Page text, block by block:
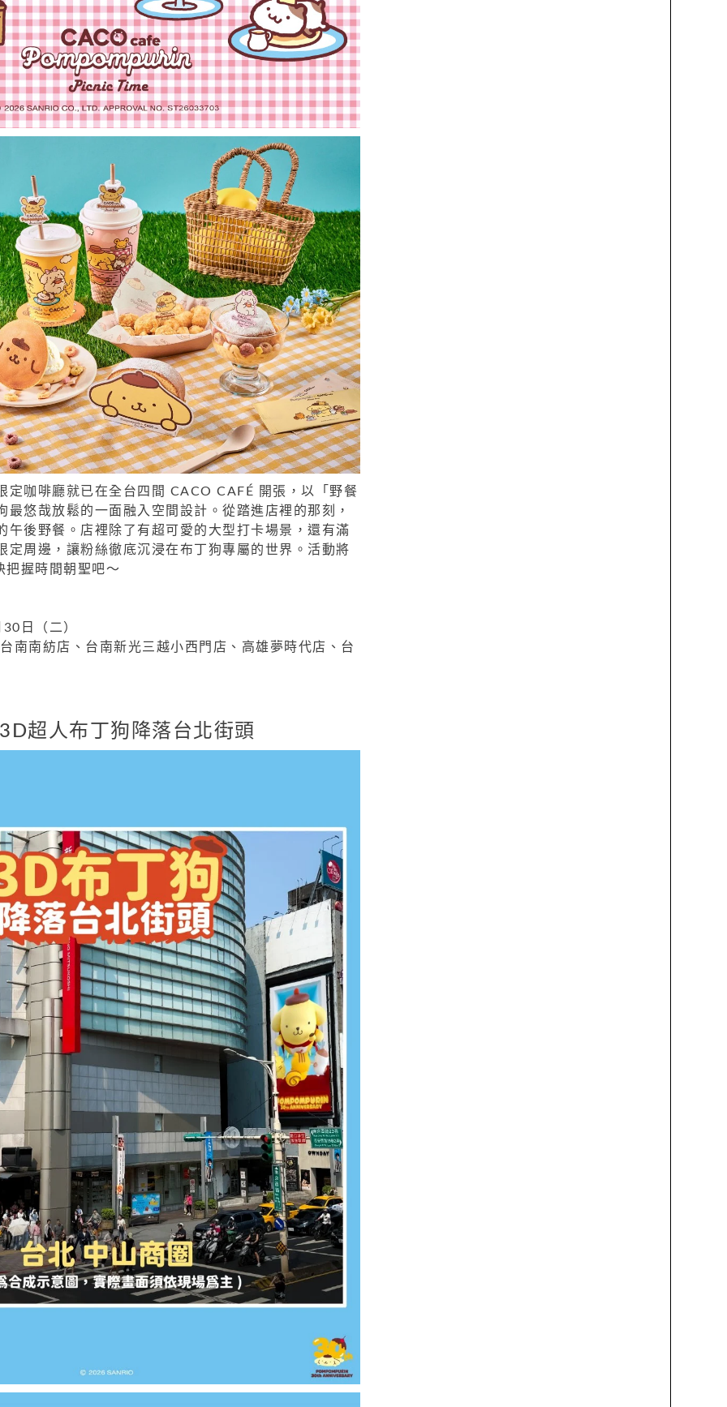
定咖啡廳就已在全台四間 CACO CAFÉ 開張，以「野餐
最悠哉放鬆的一面融入空間設計。從踏進店裡的那刻，
午後野餐。店裡除了有超可愛的大型打卡場景，還有滿
定周邊，讓粉絲徹底沉浸在布丁狗專屬的世界。活動將
把握時間朝聖吧～
日（二）
南南紡店、台南新光三越小西門店、高雄夢時代店、台
超人布丁狗降落台北街頭